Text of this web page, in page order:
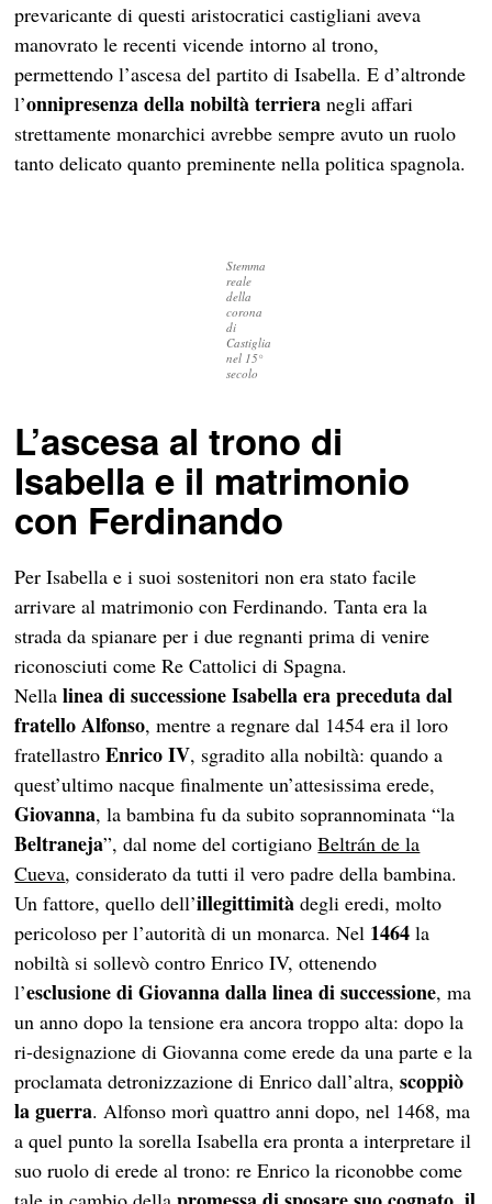
prevaricante di questi aristocratici castigliani aveva
manovrato le recenti vicende intorno al trono,
permettendo l’ascesa del partito di Isabella. E d’altronde
l’onnipresenza della nobiltà terrieranegli affari
strettamente monarchici avrebbe sempre avuto un ruolo
tanto delicato quanto preminente nella politica spagnola.
Stemma
reale
della
corona
di
Castiglia
nel 15°
secolo
L’ascesa al trono di
Isabella e il matrimonio
con Ferdinando
Per Isabella e i suoi sostenitori non era stato facile
arrivare al matrimonio con Ferdinando. Tanta era la
strada da spianare per i due regnanti prima di venire
riconosciuti come Re Cattolici di Spagna.
Nellalinea di successione Isabella era preceduta dal
fratello Alfonso, mentre a regnare dal 1454 era il loro
fratellastroEnrico IV, sgradito alla nobiltà: quando a
quest’ultimo nacque finalmente un’attesissima erede,
Giovanna, la bambina fu da subito soprannominata “la
Beltraneja”, dal nome del cortigianoBeltrán de la
Cueva, considerato da tutti il vero padre della bambina.
Un fattore, quello dell’illegittimità degli eredi, molto
pericoloso per l’autorità di un monarca. Nel 1464 la
nobiltà si sollevò contro Enrico IV, ottenendo
l’esclusione di Giovanna dalla linea di successione, ma
un anno dopo la tensione era ancora troppo alta: dopo la
ri-designazione di Giovanna come erede da una parte e la
proclamata detronizzazione di Enrico dall’altra,scoppiò
la guerra. Alfonso morì quattro anni dopo, nel 1468, ma
a quel punto la sorella Isabella era pronta a interpretare il
suo ruolo di erede al trono: re Enrico la riconobbe come